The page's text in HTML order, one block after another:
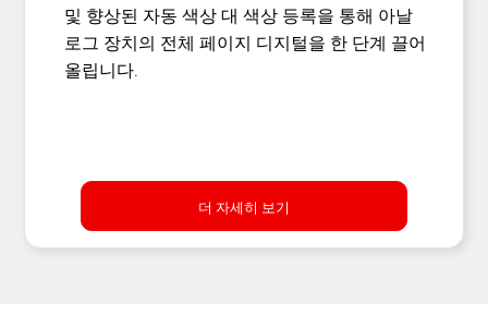
및 향상된 자동 색상 대 색상 등록을 통해 아날
로그 장치의 전체 페이지 디지털을 한 단계 끌어
올립니다.
더 자세히 보기